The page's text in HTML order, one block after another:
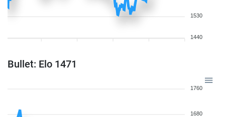
1530
1440
Bullet: Elo 1471
1760
1680